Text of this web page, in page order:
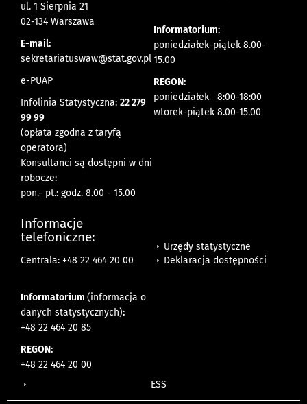
ul. 1 Sierpnia 21
02-134 Warszawa
E-mail:
sekretariatuswaw@stat.gov.pl
e-PUAP
Infolinia Statystyczna: 22 279
99 99
(opłata zgodna z taryfą
operatora)
Konsultanci są dostępni w dni
robocze:
pon.- pt.: godz. 8.00 - 15.00
Informatorium:
poniedziałek-piątek 8.00-
15.00
REGON:
poniedziałek 8:00-18:00
wtorek-piątek 8.00-15.00
Informacje
telefoniczne:
Centrala: +48 22 464 20 00
Informatorium (informacja o
danych statystycznych):
+48 22 464 20 85
REGON:
+48 22 464 20 00
Urzędy statystyczne
Deklaracja dostępności
ESS